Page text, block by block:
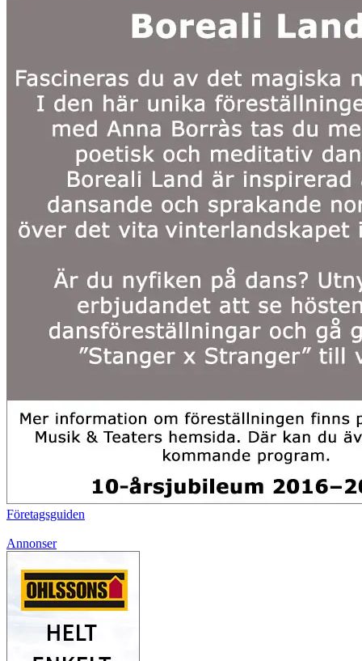
Företagsguiden
Annonser